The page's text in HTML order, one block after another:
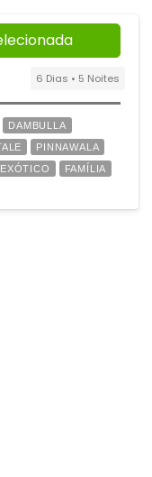
6 Dias • 5 Noites
DAMBULLA
PINNAWALA
EXÓTICO
FAMÍLIA